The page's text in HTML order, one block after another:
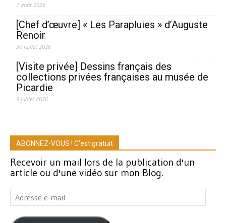
1 août 2026
[Chef d’œuvre] « Les Parapluies » d’Auguste
Renoir
30 juillet 2026
[Visite privée] Dessins français des
collections privées françaises au musée de
Picardie
9 juillet 2026
ABONNEZ-VOUS ! C'est gratuit
Recevoir un mail lors de la publication d'un
article ou d'une vidéo sur mon Blog.
Adresse
e-
mail